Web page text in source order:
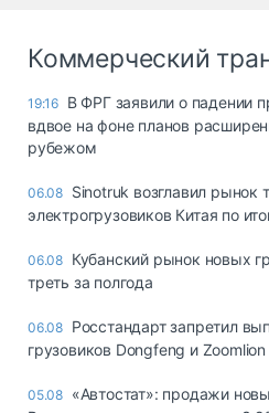
Коммерческий
19:16 В ФРГ заявили о падении
вдвое на фоне планов
рубежом
06.08 Sinotruk возглавил рынок
электрогрузовиков Китая по
06.08 Кубанский рынок новых
треть за полгода
06.08 Росстандарт запретил
грузовиков Dongfeng и Zoomlion
05.08 «Автостат»: продажи